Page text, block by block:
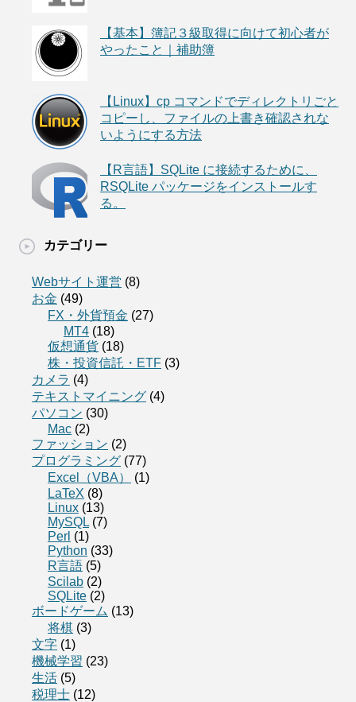
【基本】簿記３級取得に向けて初心者が
やったこと｜補助簿
【Linux】cp コマンドでディレクトリごと
コピーし、ファイルの上書き確認されな
いようにする方法
【R言語】SQLite に接続するために、
RSQLite パッケージをインストールす
る。
カテゴリー
Webサイト運営 (8)
お金 (49)
FX・外貨預金 (27)
MT4 (18)
仮想通貨 (18)
株・投資信託・ETF (3)
カメラ (4)
テキストマイニング (4)
パソコン (30)
Mac (2)
ファッション (2)
プログラミング (77)
Excel（VBA）
(1)
LaTeX (8)
Linux (13)
MySQL (7)
Perl (1)
Python (33)
R言語 (5)
Scilab (2)
SQLite (2)
ボードゲーム (13)
将棋 (3)
文字 (1)
機械学習 (23)
生活 (5)
税理士 (12)